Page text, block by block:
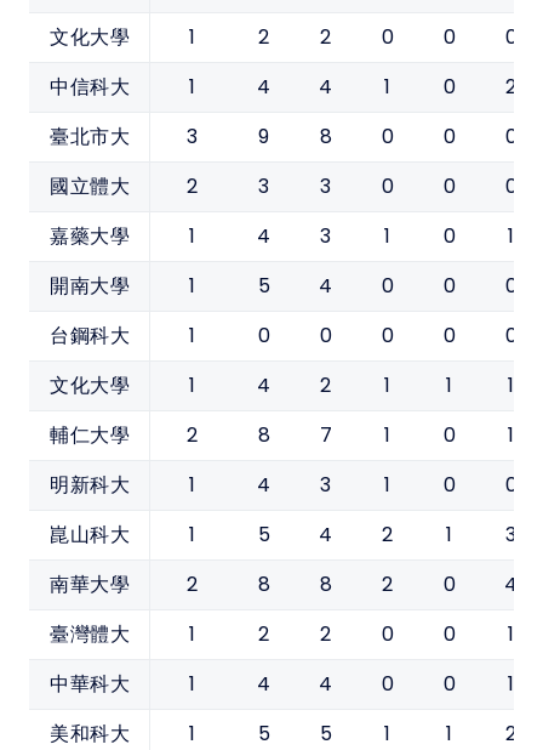
文化大學 1 2 2 0 0 0
中信科大 1 4 4 1 0 2
臺北市大 3 9 8 0 0 0
國立體大 2 3 3 0 0 0
嘉藥大學 1 4 3 1 0 1
開南大學 1 5 4 0 0 0
台鋼科大 1 0 0 0 0 0
文化大學 1 4 2 1 1 1
輔仁大學 2 8 7 1 0 1
明新科大 1 4 3 1 0 0
崑山科大 1 5 4 2 1 3
南華大學 2 8 8 2 0 4
臺灣體大 1 2 2 0 0 1
中華科大 1 4 4 0 0 1
美和科大 1 5 5 1 1 2